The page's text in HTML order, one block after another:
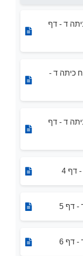
ד - דף
כיתה ד -
ד - דף
דף 4
דף 5
דף 6